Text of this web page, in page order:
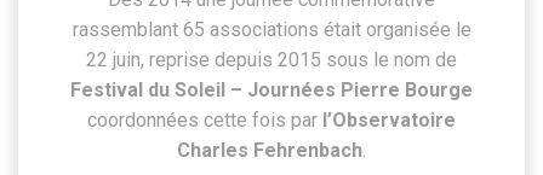
rassemblant 65 associations était organisée le
22 juin, reprise depuis 2015 sous le nom de
Festival du Soleil – Journées Pierre Bourge
coordonnées cette fois par l’Observatoire
Charles Fehrenbach.